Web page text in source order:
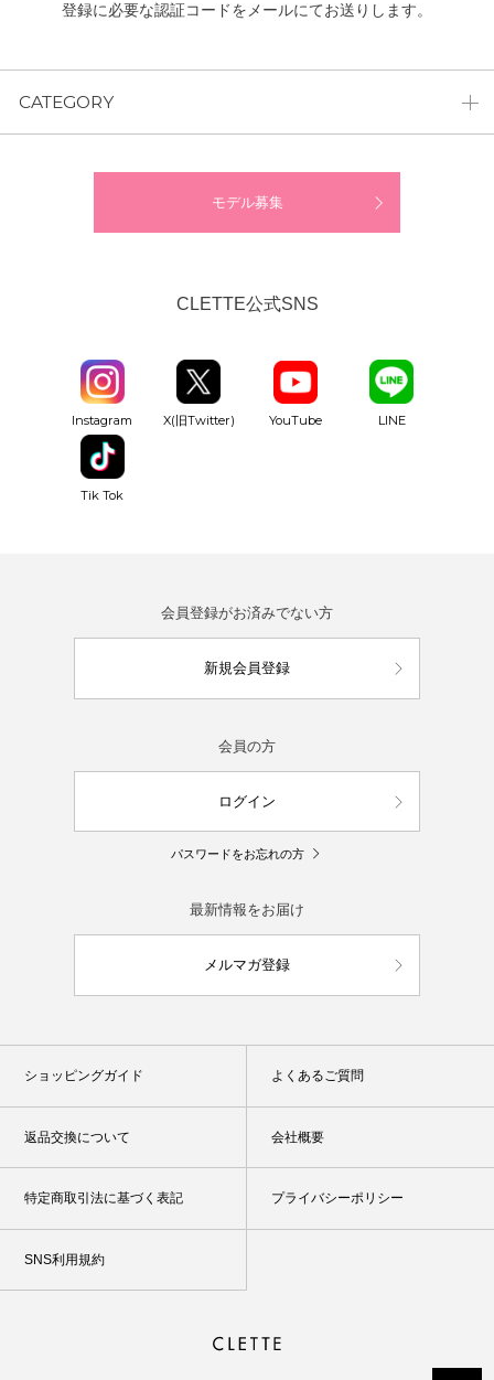
登録に必要な認証コードをメールにてお送りします。
CATEGORY
モデル募集
CLETTE公式SNS
Instagram X(旧Twitter) YouTube LINE
Tik Tok
会員登録がお済みでない方
新規会員登録
会員の方
ログイン
パスワードをお忘れの方
最新情報をお届け
メルマガ登録
ショッピングガイド よくあるご質問
返品交換について 会社概要
特定商取引法に基づく表記 プライバシーポリシー
SNS利用規約